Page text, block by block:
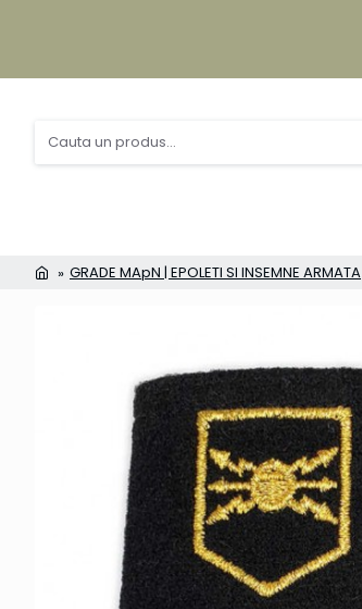
GRADE MApN | EPOLETI SI INSEMNE ARMATA